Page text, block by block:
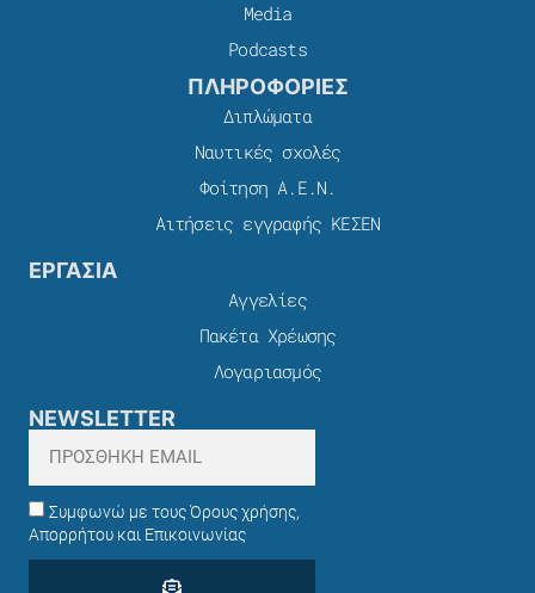
Media
Podcasts
ΠΛΗΡΟΦΟΡΙΕΣ
Διπλώματα
Ναυτικές σχολές
Φοίτηση Α.Ε.Ν.
Αιτήσεις εγγραφής ΚΕΣΕΝ
ΕΡΓΑΣΙΑ
Αγγελίες
Πακέτα Χρέωσης​
Λογαριασμός
NEWSLETTER
Συμφωνώ με τους Όρους χρήσης,
Απορρήτου και Επικοινωνίας